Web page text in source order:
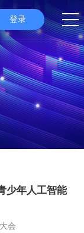
登录
少年人工智能
会